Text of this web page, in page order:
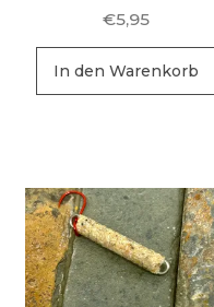
€5,95
In den Warenkorb